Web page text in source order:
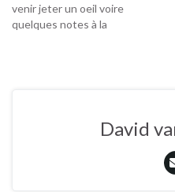
venir jeter un oeil voire
quelques notes à la
David